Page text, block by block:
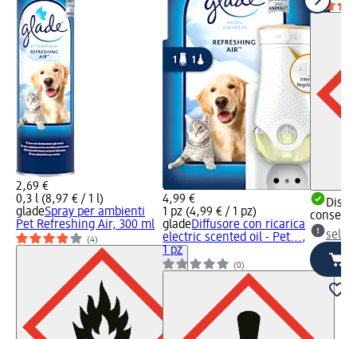
2,69 €
0,3 l (8,97 € / 1 l)
gladeSpray per ambienti
Pet Refreshing Air, 300 ml
(4)
4,99 €
1 pz (4,99 € / 1 pz)
gladeDiffusore con ricarica
electric scented oil - Pet...,
1 pz
(0)